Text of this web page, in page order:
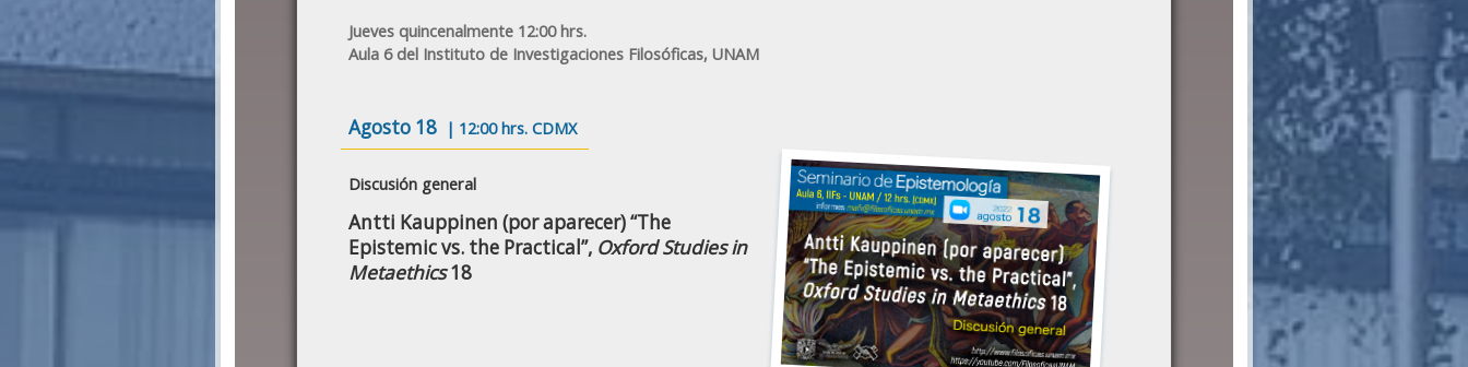
Jueves quincenalmente 12:00 hrs.
Aula 6 del Instituto de Investigaciones Filosóficas, UNAM
Agosto 18 | 12:00 hrs. CDMX
Discusión general
Antti Kauppinen (por aparecer) “The
Epistemic vs. the Practical”, Oxford Studies in
Metaethics18